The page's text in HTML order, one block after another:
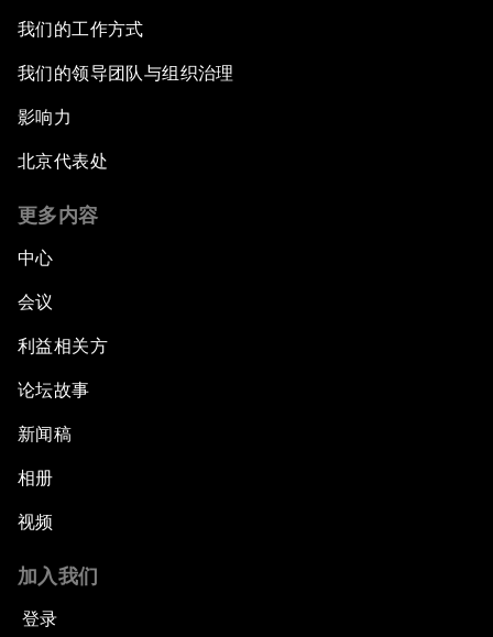
我们的工作方式
我们的领导团队与组织治理
影响力
北京代表处
更多内容
中心
会议
利益相关方
论坛故事
新闻稿
相册
视频
加入我们
登录